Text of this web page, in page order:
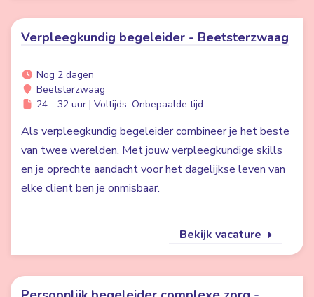
Verpleegkundig begeleider - Beetsterzwaag
Nog 2 dagen
Beetsterzwaag
24 - 32 uur | Voltijds, Onbepaalde tijd
Als verpleegkundig begeleider combineer je het beste
van twee werelden. Met jouw verpleegkundige skills
en je oprechte aandacht voor het dagelijkse leven van
elke client ben je onmisbaar.
Bekijk vacature